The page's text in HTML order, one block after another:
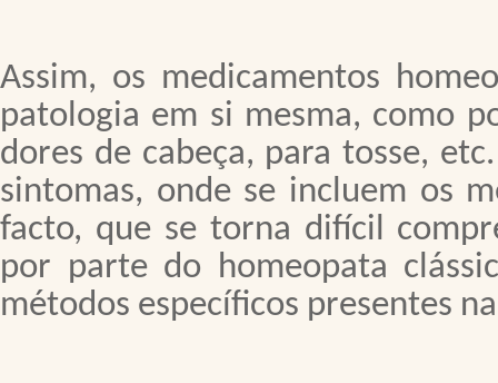
Assim, os medicamentos
patologia em si mesma, como
dores de cabeça, para tosse,
sintomas, onde se incluem os
facto, que se torna difícil
por parte do homeopata
métodos específicos presentes